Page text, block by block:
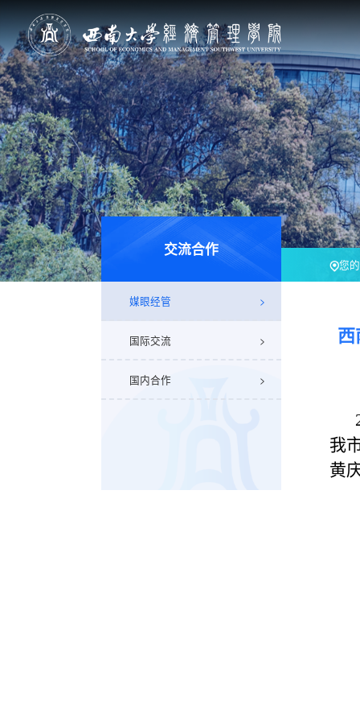
交流合作
您
媒眼经管
国际交流
国内合作
我
黄